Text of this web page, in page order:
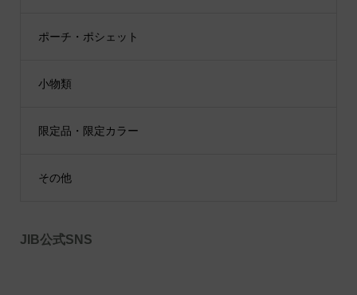
ポーチ・ポシェット
小物類
限定品・限定カラー
その他
JIB公式SNS